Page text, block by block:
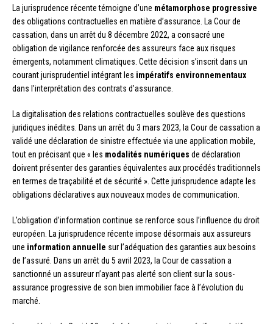
La jurisprudence récente témoigne d’une métamorphose progressive
des obligations contractuelles en matière d’assurance. La Cour de
cassation, dans un arrêt du 8 décembre 2022, a consacré une
obligation de vigilance renforcée des assureurs face aux risques
émergents, notamment climatiques. Cette décision s’inscrit dans un
courant jurisprudentiel intégrant les impératifs environnementaux
dans l’interprétation des contrats d’assurance.
La digitalisation des relations contractuelles soulève des questions
juridiques inédites. Dans un arrêt du 3 mars 2023, la Cour de cassation a
validé une déclaration de sinistre effectuée via une application mobile,
tout en précisant que « les modalités numériques de déclaration
doivent présenter des garanties équivalentes aux procédés traditionnels
en termes de traçabilité et de sécurité ». Cette jurisprudence adapte les
obligations déclaratives aux nouveaux modes de communication.
L’obligation d’information continue se renforce sous l’influence du droit
européen. La jurisprudence récente impose désormais aux assureurs
une information annuelle sur l’adéquation des garanties aux besoins
de l’assuré. Dans un arrêt du 5 avril 2023, la Cour de cassation a
sanctionné un assureur n’ayant pas alerté son client sur la sous-
assurance progressive de son bien immobilier face à l’évolution du
marché.